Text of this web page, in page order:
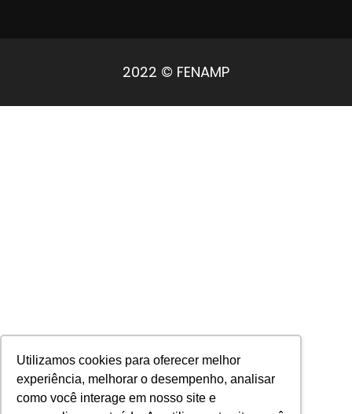
Utilizamos cookies para oferecer melhor
experiência, melhorar o desempenho, analisar
como você interage em nosso site e
2022 © FENAMP